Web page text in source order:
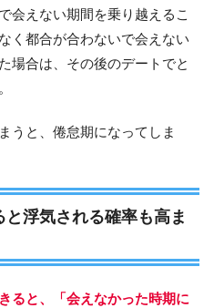
会えない期間を乗り越えるこ
く都合が合わないで会えない
場合は、その後のデートでと
うと、倦怠期になってしま
浮気される確率も高ま
ると、「会えなかった時期に